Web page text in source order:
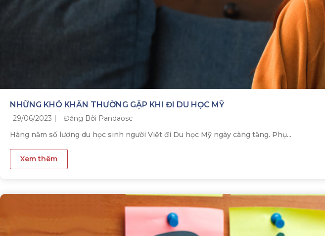
NHỮNG KHÓ KHĂN THƯỜNG GẶP KHI ĐI DU HỌC MỸ
29/06/2023
Đăng Bởi Pandaosc
Hàng năm số lượng du học sinh người Việt đi Du học Mỹ ngày càng tăng. Phụ...
Xem thêm